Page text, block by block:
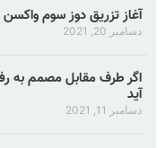
آغاز تزریق دوز سوم واکسن
دسامبر 20, 2021
اگر طرف مقابل مصمم به
آید
دسامبر 11, 2021